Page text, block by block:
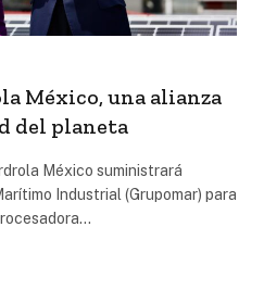
México, una alianza
del planeta
México suministrará
Industrial (Grupomar) para